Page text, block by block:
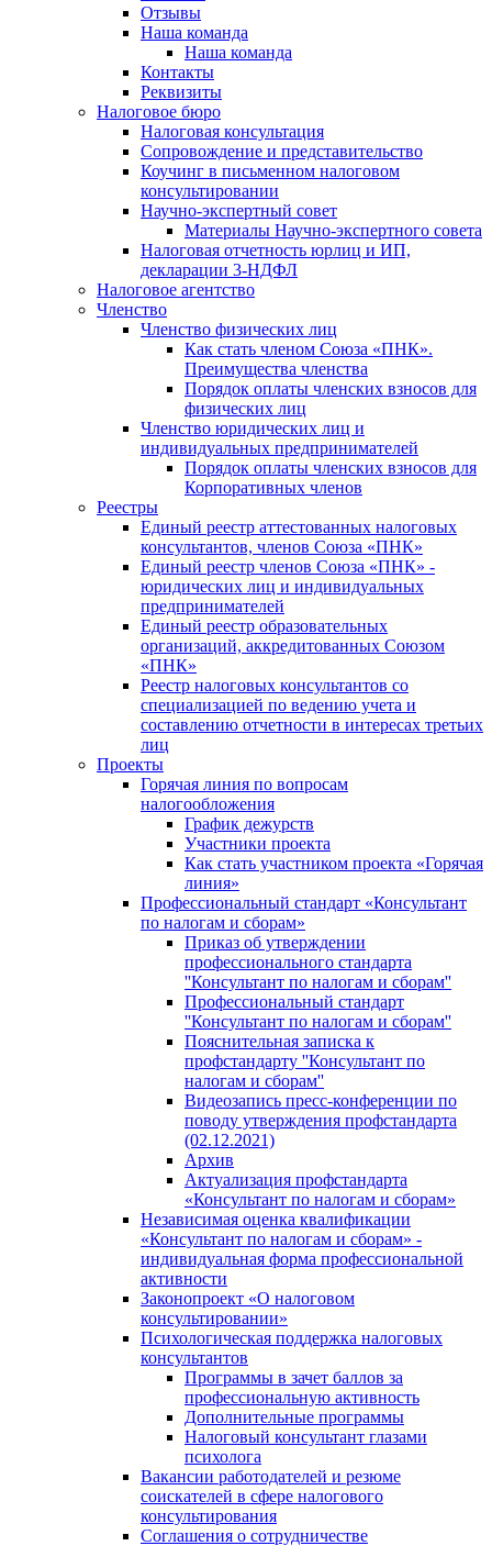
Отзывы
Наша команда
Наша команда
Контакты
Реквизиты
Налоговое бюро
Налоговая консультация
Cопровождение и представительство
Коучинг в письменном налоговом
консультировании
Научно-экспертный совет
Материалы Научно-экспертного совета
Налоговая отчетность юрлиц и ИП,
декларации 3-НДФЛ
Налоговое агентство
Членство
Членство физических лиц
Как стать членом Союза «ПНК».
Преимущества членства
Порядок оплаты членских взносов для
физических лиц
Членство юридических лиц и
индивидуальных предпринимателей
Порядок оплаты членских взносов для
Корпоративных членов
Реестры
Единый реестр аттестованных налоговых
консультантов, членов Союза «ПНК»
Единый реестр членов Союза «ПНК» -
юридических лиц и индивидуальных
предпринимателей
Единый реестр образовательных
организаций, аккредитованных Союзом
«ПНК»
Реестр налоговых консультантов со
специализацией по ведению учета и
составлению отчетности в интересах третьих
лиц
Проекты
Горячая линия по вопросам
налогообложения
График дежурств
Участники проекта
Как стать участником проекта «Горячая
линия»
Профессиональный стандарт «Консультант
по налогам и сборам»
Приказ об утверждении
профессионального стандарта
''Консультант по налогам и сборам''
Профессиональный стандарт
''Консультант по налогам и сборам''
Пояснительная записка к
профстандарту ''Консультант по
налогам и сборам''
Видеозапись пресс-конференции по
поводу утверждения профстандарта
(02.12.2021)
Архив
Актуализация профстандарта
«Консультант по налогам и сборам»
Независимая оценка квалификации
«Консультант по налогам и сборам» -
индивидуальная форма профессиональной
активности
Законопроект «О налоговом
консультировании»
Психологическая поддержка налоговых
консультантов
Программы в зачет баллов за
профессиональную активность
Дополнительные программы
Налоговый консультант глазами
психолога
Вакансии работодателей и резюме
соискателей в сфере налогового
консультирования
Соглашения о сотрудничестве